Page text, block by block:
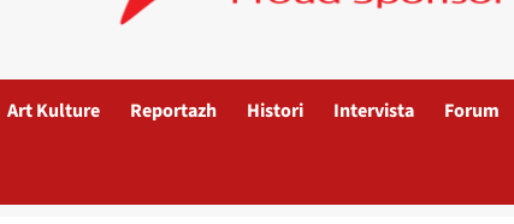
Art Kulture Reportazh Histori Intervista Forum